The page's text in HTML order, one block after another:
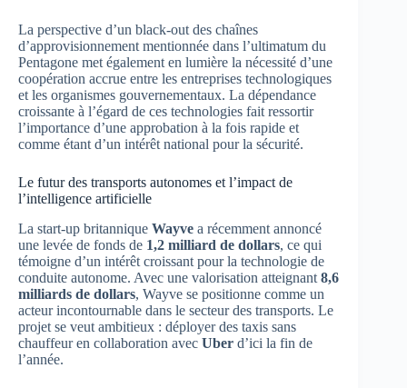
La perspective d’un black-out des chaînes
d’approvisionnement mentionnée dans l’ultimatum du
Pentagone met également en lumière la nécessité d’une
coopération accrue entre les entreprises technologiques
et les organismes gouvernementaux. La dépendance
croissante à l’égard de ces technologies fait ressortir
l’importance d’une approbation à la fois rapide et
comme étant d’un intérêt national pour la sécurité.
Le futur des transports autonomes et l’impact de
l’intelligence artificielle
La start-up britannique Wayve a récemment annoncé
une levée de fonds de 1,2 milliard de dollars, ce qui
témoigne d’un intérêt croissant pour la technologie de
conduite autonome. Avec une valorisation atteignant 8,6
milliards de dollars, Wayve se positionne comme un
acteur incontournable dans le secteur des transports. Le
projet se veut ambitieux : déployer des taxis sans
chauffeur en collaboration avec Uber d’ici la fin de
l’année.